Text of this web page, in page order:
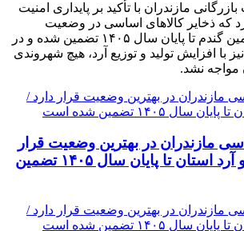
مازندران با تأکید بر پایداری امنیت
که ذخایر کالاهای اساسی در وضعیت
مطلوب قرار دارد، تأمین گندم تا پایان سال ۱۴۰۵ تضمین شده و در
۱۲ روزه نیز با افزایش تولید و توزیع آرد، هیچ شهروندی
مواجه نشد.
مازندران در بهترین وضعیت قرار
دارد / تأمین گندم و آرد استان تا پایان سال ۱۴۰۵ تضمین